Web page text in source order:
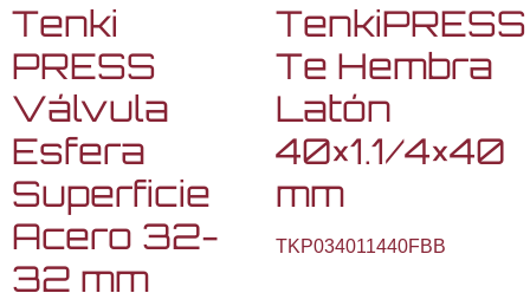
Tenki
PRESS
Válvula
Esfera
Superficie
Acero 32-
32 mm
TenkiPRESS
Te Hembra
Latón
40×1.1/4×40
mm
TKP034011440FBB